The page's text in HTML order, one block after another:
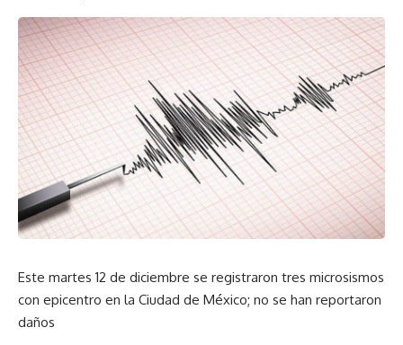
Este martes 12 de diciembre se registraron tres microsismos
con epicentro en la Ciudad de México; no se han reportaron
daños